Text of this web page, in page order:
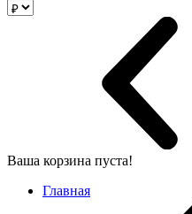
Ваша корзина пуста!
Главная